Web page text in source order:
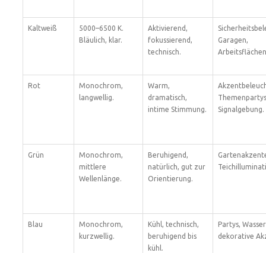
Kaltweiß
5000–6500 K.
Bläulich, klar.
Aktivierend,
fokussierend,
technisch.
Garagen,
Rot
Monochrom,
langwellig.
Warm,
dramatisch,
intime Stimmung.
Signalgebung.
Grün
Monochrom,
mittlere
Wellenlänge.
Beruhigend,
natürlich, gut zur
Orientierung.
Blau
Monochrom,
kurzwellig.
Kühl, technisch,
beruhigend bis
kühl.
Partys,
dekorative